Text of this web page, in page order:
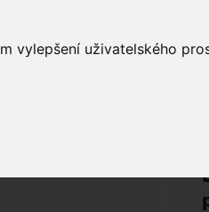
uživatelského
Muži Zdraví